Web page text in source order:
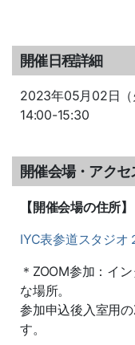
開催日程詳細
2023年05月02日（
14:00-15:30
開催会場・アクセ
【開催会場の住所】
IYC表参道スタジオ
＊ZOOM参加：イ
な場所。
参加申込後入室用
す。